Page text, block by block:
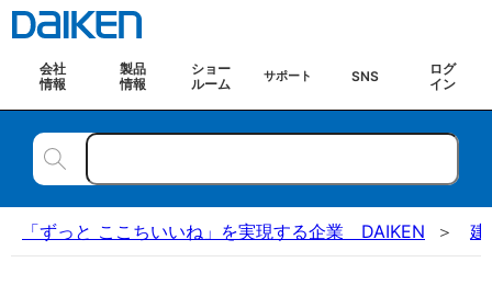
会社
情報
製品
情報
ショー
ルーム
サポート SNS
ログ
イン
「ずっと ここちいいね」を実現する企業 DAIKEN 建